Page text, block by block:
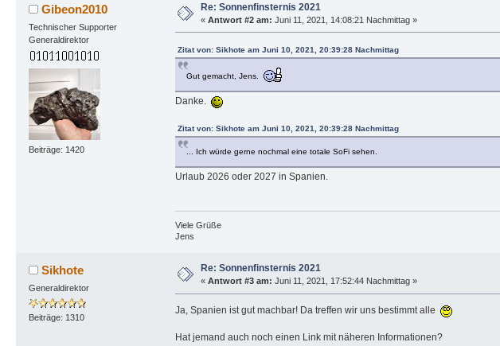
Gibeon2010
Technischer Supporter
Generaldirektor
Beiträge: 1420
Re: Sonnenfinsternis 2021
« Antwort #2 am: Juni 11, 2021, 14:08:21 Nachmittag »
Zitat von: Sikhote am Juni 10, 2021, 20:39:28 Nachmittag
Gut gemacht, Jens.
Danke.
Zitat von: Sikhote am Juni 10, 2021, 20:39:28 Nachmittag
... Ich würde gerne nochmal eine totale SoFi sehen.
Urlaub 2026 oder 2027 in Spanien.
Viele Grüße
Jens
Sikhote
Generaldirektor
Beiträge: 1310
Re: Sonnenfinsternis 2021
« Antwort #3 am: Juni 11, 2021, 17:52:44 Nachmittag »
Ja, Spanien ist gut machbar! Da treffen wir uns bestimmt alle
Hat jemand auch noch einen Link mit näheren Informationen?